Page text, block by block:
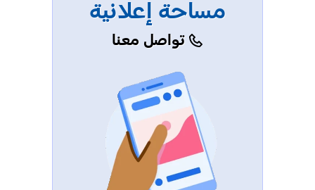
مساحة إعلانية
تواصل معنا